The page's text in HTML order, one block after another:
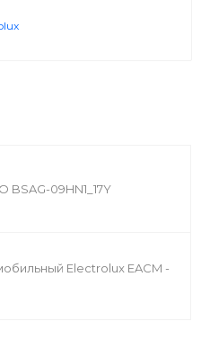
BSAG-09HN1_17Y
Electrolux EACM -